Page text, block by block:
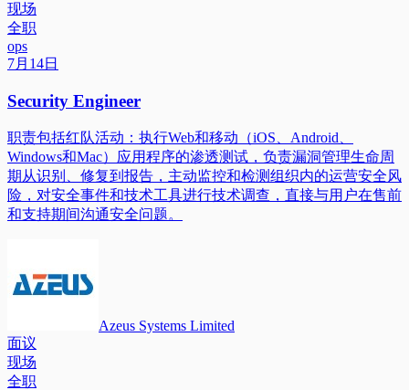
现场
全职
ops
7月14日
Security Engineer
职责包括红队活动：执行Web和移动（iOS、Android、
Windows和Mac）应用程序的渗透测试，负责漏洞管理生命周
期从识别、修复到报告，主动监控和检测组织内的运营安全风
险，对安全事件和技术工具进行技术调查，直接与用户在售前
和支持期间沟通安全问题。
Azeus Systems Limited
面议
现场
全职